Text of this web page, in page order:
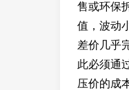
售或环保
值，波动
差价几乎
此必须通
压价的成